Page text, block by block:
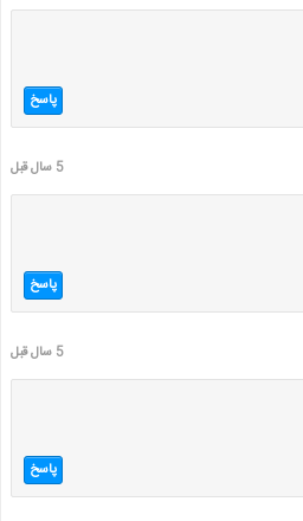
پاسخ
5 سال قبل
پاسخ
5 سال قبل
پاسخ